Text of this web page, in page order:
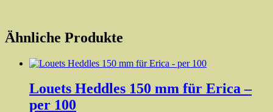
Ähnliche Produkte
Louets Heddles 150 mm für Erica –
per 100